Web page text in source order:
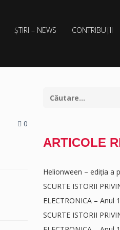
ȘTIRI – NEWS CONTRIBUȚII
0
ARTICOLE
Helionween – ediția a
SCURTE ISTORII
ELECTRONICA – Anul
SCURTE ISTORII